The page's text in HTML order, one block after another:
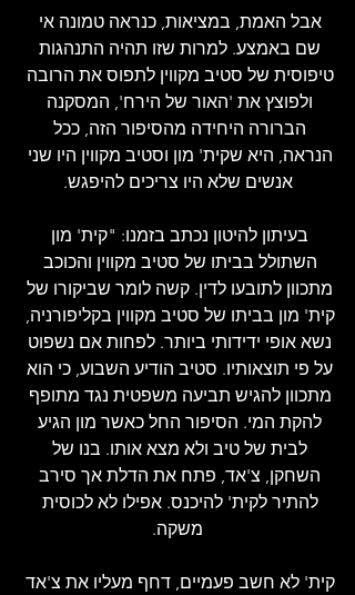
אבל האמת, במציאות, כנראה טמונה אי
שם באמצע. למרות שזו תהיה התנהגות
טיפוסית של סטיב מקווין לתפוס את הרובה
ולפוצץ את 'האור של הירח', המסקנה
הברורה היחידה מהסיפור הזה, ככל
הנראה, היא שקית' מון וסטיב מקווין היו שני
אנשים שלא היו צריכים להיפגש.
בעיתון להיטון נכתב בזמנו: "קית' מון
השתולל בביתו של סטיב מקווין והכוכב
מתכוון לתובעו לדין. קשה לומר שביקורו של
קית' מון בביתו של סטיב מקווין בקליפורניה,
נשא אופי ידידותי ביותר. לפחות אם נשפוט
על פי תוצאותיו. סטיב הודיע השבוע, כי הוא
מתכוון להגיש תביעה משפטית נגד מתופף
להקת המי. הסיפור החל כאשר מון הגיע
לבית של טיב ולא מצא אותו. בנו של
השחקן, צ'אד, פתח את הדלת אך סירב
להתיר לקית' להיכנס. אפילו לא לכוסית
משקה.
קית' לא חשב פעמיים, דחף מעליו את צ'אד